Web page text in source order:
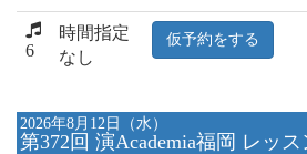
6
時間指定
なし
仮予約をする
2026年8月12日（水）
第372回 演Academia福岡 レッス